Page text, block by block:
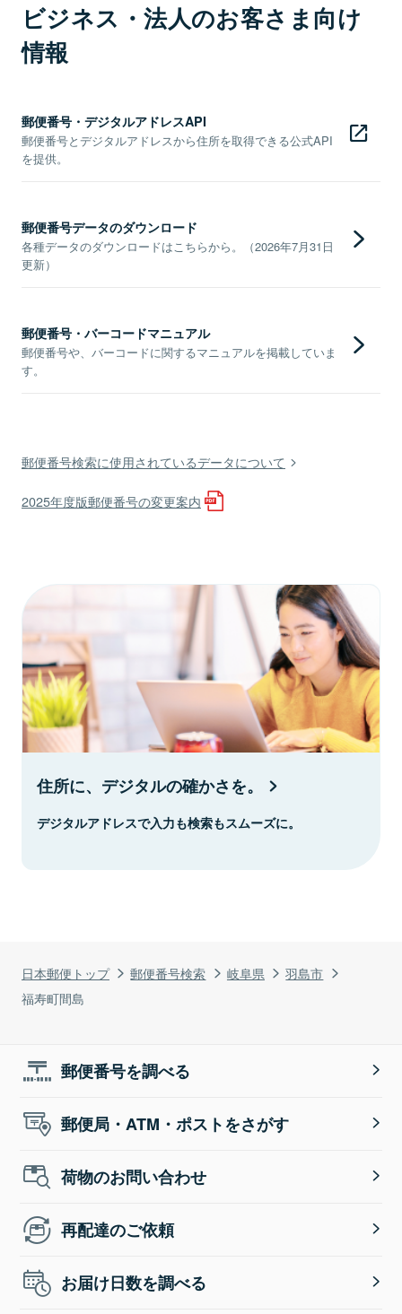
日本郵便トップ 郵便番号検索 岐阜県
羽島市
福寿町間島
ビジネス・法人のお客さま向け
情報
郵便番号・デジタルアドレスAPI
郵便番号とデジタルアドレスから住所を取得できる公式API
を提供。
郵便番号データのダウンロード
各種データのダウンロードはこちらから。（2026年7月31日
更新）
郵便番号・バーコードマニュアル
郵便番号や、バーコードに関するマニュアルを掲載していま
す。
郵便番号検索に使用されているデータについて
2025年度版郵便番号の変更案内
住所に、デジタルの確かさを。
デジタルアドレスで入力も検索もスムーズに。
郵便番号を調べる
郵便局・ATM・ポストをさがす
荷物のお問い合わせ
再配達のご依頼
お届け日数を調べる